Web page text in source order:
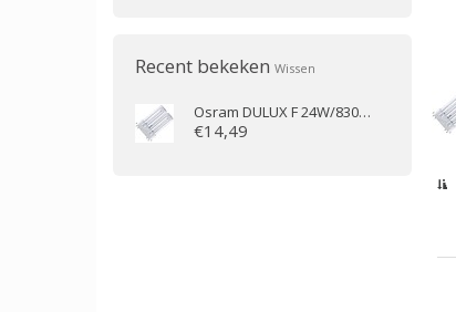
Recent bekeken Wissen
Osram DULUX F 24W/830 2G10
€14,49